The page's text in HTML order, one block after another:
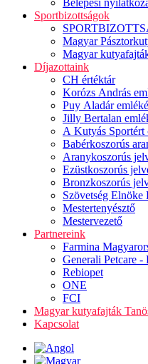
Belépési
Sportbizottságok
Magyar
Magyar
Díjazottaink
CH értéktár
Korózs András
Puy Aladár
Jilly Bertalan
A Kutyás Sportért
Babérkoszorús
Aranykoszorús
Ezüstkoszorús
Bronzkoszorús
Szövetség
Mestertenyésztő
Mestervezető
Partnereink
Farmina
Generali Petcare
Rebiopet
ONE
FCI
Magyar kutyafajták
Kapcsolat